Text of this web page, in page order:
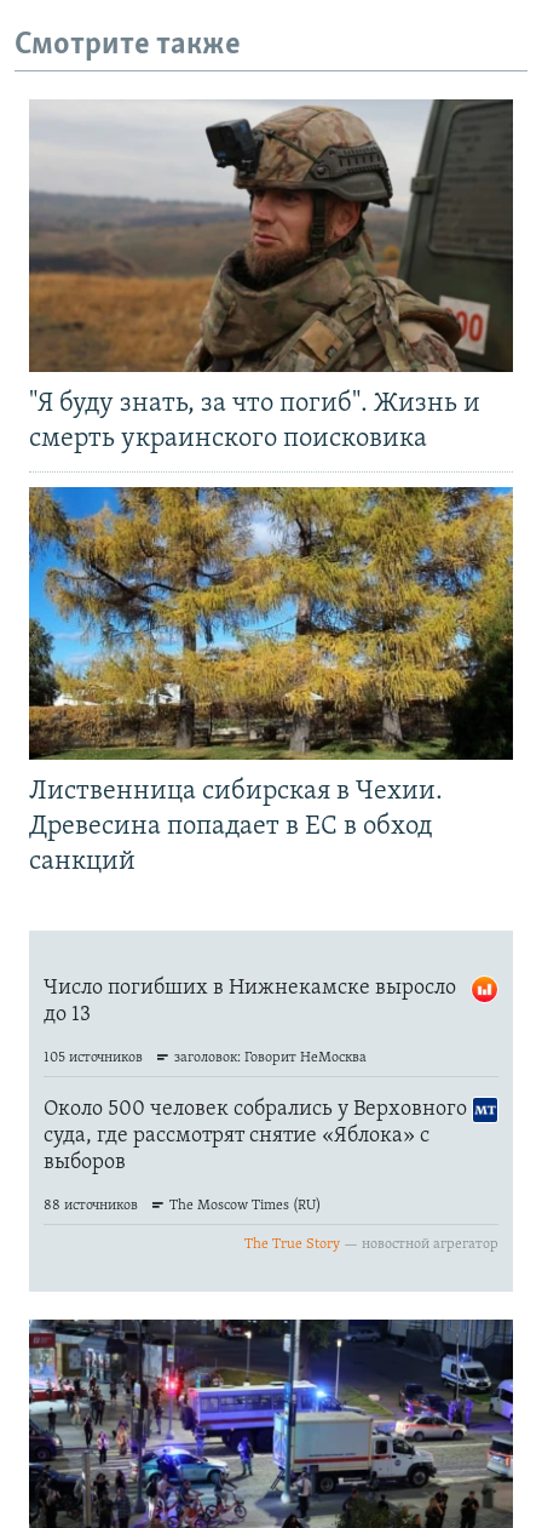
Смотрите также
"Я буду знать, за что погиб". Жизнь и
смерть украинского поисковика
Лиственница сибирская в Чехии.
Древесина попадает в ЕС в обход
санкций